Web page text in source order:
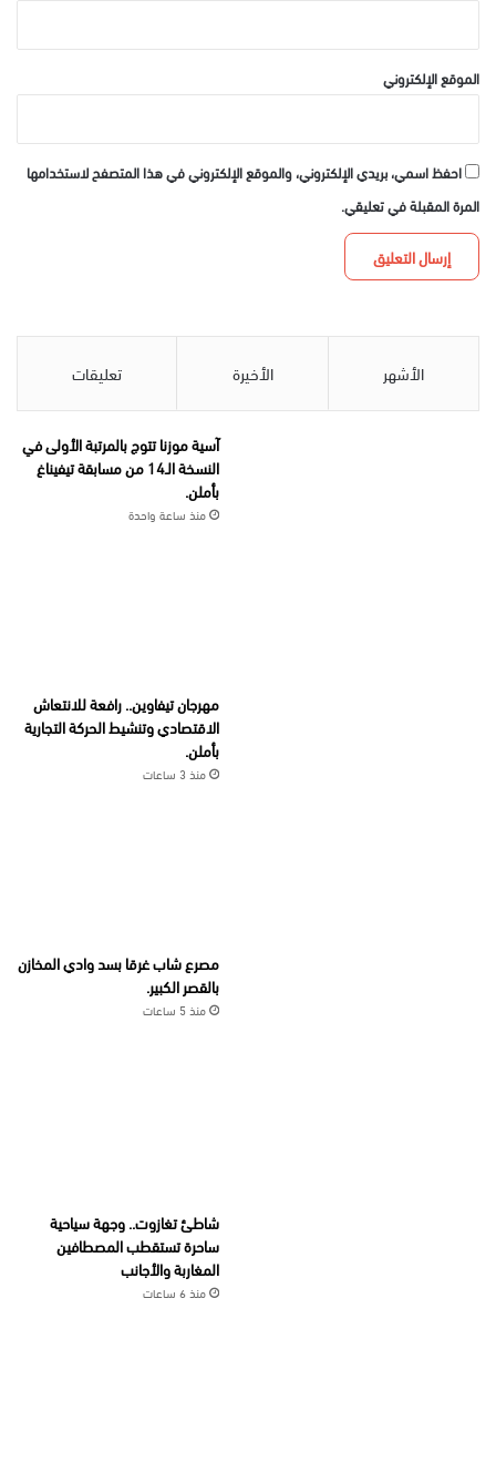
الموقع الإلكتروني
احفظ اسمي، بريدي الإلكتروني، والموقع الإلكتروني في هذا المتصفح لاستخدامها
المرة المقبلة في تعليقي.
الأشهر الأخيرة تعليقات
آسية موزنا تتوج بالمرتبة الأولى في
النسخة الـ14 من مسابقة تيفيناغ
بأملن.
منذ ساعة واحدة
مهرجان تيفاوين.. رافعة للانتعاش
الاقتصادي وتنشيط الحركة التجارية
بأملن.
منذ 3 ساعات
مصرع شاب غرقا بسد وادي المخازن
بالقصر الكبير.
منذ 5 ساعات
شاطئ تغازوت.. وجهة سياحية
ساحرة تستقطب المصطافين
المغاربة والأجانب
منذ 6 ساعات